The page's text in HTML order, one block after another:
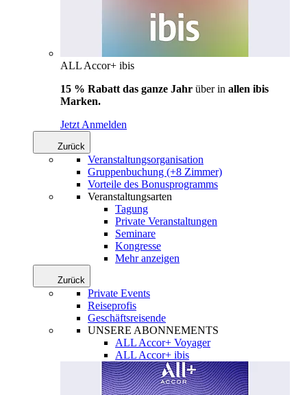
ALL Accor+ ibis
15 % Rabatt das ganze Jahr über in allen ibis
Marken.
Jetzt Anmelden
Zurück
Veranstaltungsorganisation
Gruppenbuchung (+8 Zimmer)
Vorteile des Bonusprogramms
Veranstaltungsarten
Tagung
Private Veranstaltungen
Seminare
Kongresse
Mehr anzeigen
Zurück
Private Events
Reiseprofis
Geschäftsreisende
UNSERE ABONNEMENTS
ALL Accor+ Voyager
ALL Accor+ ibis